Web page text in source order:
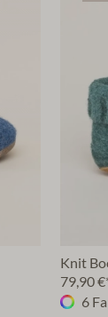
Knit
79,90
6